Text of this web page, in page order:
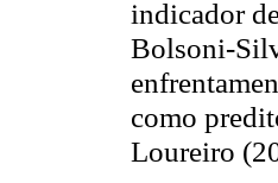
indicador
Bolsoni-
como
Loureiro